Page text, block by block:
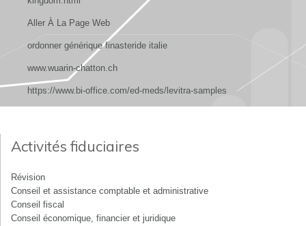
Aller À La Page Web
ordonner générique finasteride italie
www.wuarin-chatton.ch
https://www.bi-office.com/ed-meds/levitra-samples
Activités fiduciaires
Révision
Conseil et assistance comptable et administrative
Conseil fiscal
Conseil économique, financier et juridique